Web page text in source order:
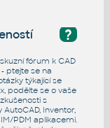
?
fórum k CAD
ptejte se na
týkající se
podělte se o vaše
s
Inventor,
PDM aplikacemi.